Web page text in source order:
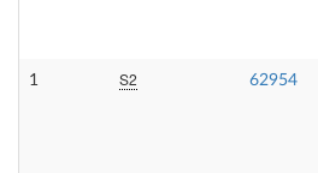
1 S2 62954